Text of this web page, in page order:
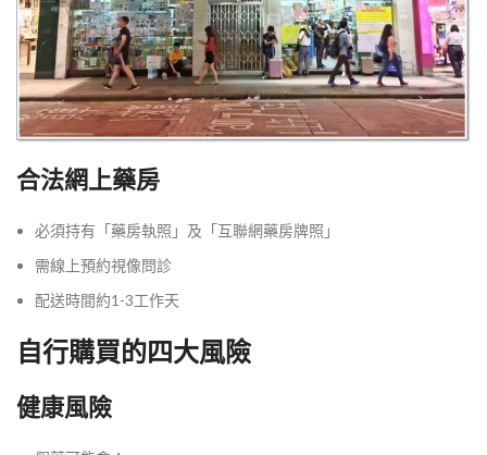
合法網上藥房
必須持有「藥房執照」及「互聯網藥房牌照」
需線上預約視像問診
配送時間約1-3工作天
自行購買的四大風險
健康風險